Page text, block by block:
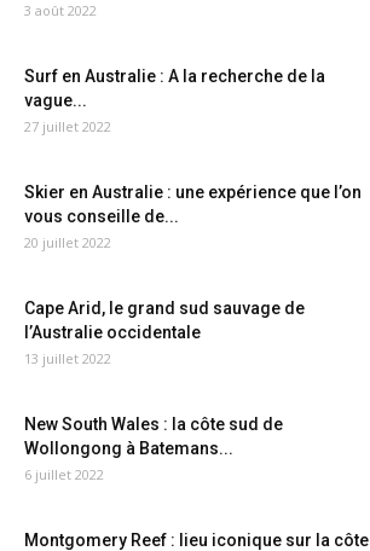
3 août 2022
Surf en Australie : A la recherche de la
vague...
27 juillet 2022
Skier en Australie : une expérience que l’on
vous conseille de...
20 juillet 2022
Cape Arid, le grand sud sauvage de
l’Australie occidentale
13 juillet 2022
New South Wales : la côte sud de
Wollongong à Batemans...
6 juillet 2022
Montgomery Reef : lieu iconique sur la côte